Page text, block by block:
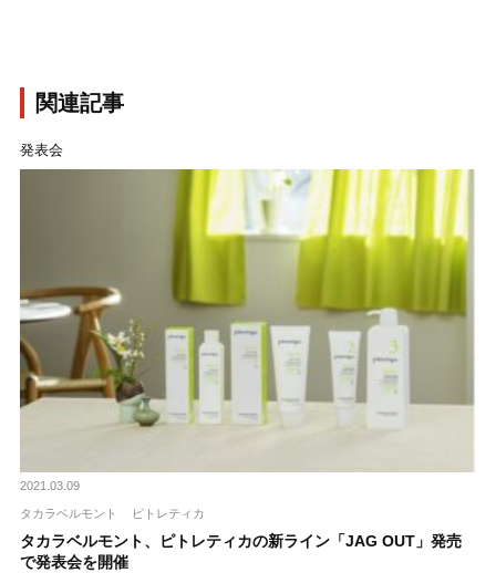
関連記事
発表会
2021.03.09
タカラベルモント ピトレティカ
タカラベルモント、ピトレティカの新ライン「JAG OUT」発売
で発表会を開催